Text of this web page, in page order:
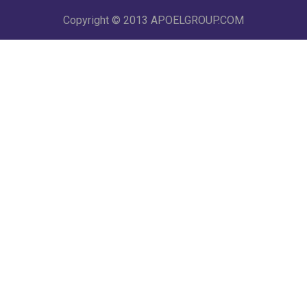
Copyright © 2013 APOELGROUP.COM